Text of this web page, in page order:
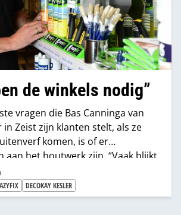
de winkels nodig”
vragen die Bas Canninga van
in Zeist zijn klanten stelt, als ze
komen, is of er
aan het houtwerk zijn. “Vaak blijkt
niet naar gekeken hebben, terwijl
belang is. Schade of houtrot
goed herstellen. Anders heeft
DECOKAY KESLER